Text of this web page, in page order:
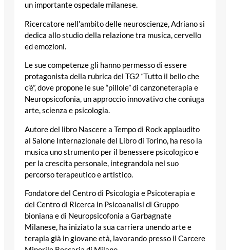
un importante ospedale milanese.
Ricercatore nell’ambito delle neuroscienze, Adriano si
dedica allo studio della relazione tra musica, cervello
ed emozioni.
Le sue competenze gli hanno permesso di essere
protagonista della rubrica del TG2 “Tutto il bello che
c’è”, dove propone le sue “pillole” di canzoneterapia e
Neuropsicofonia, un approccio innovativo che coniuga
arte, scienza e psicologia.
Autore del libro Nascere a Tempo di Rock applaudito
al Salone Internazionale del Libro di Torino, ha reso la
musica uno strumento per il benessere psicologico e
per la crescita personale, integrandola nel suo
percorso terapeutico e artistico.
Fondatore del Centro di Psicologia e Psicoterapia e
del Centro di Ricerca in Psicoanalisi di Gruppo
bioniana e di Neuropsicofonia a Garbagnate
Milanese, ha iniziato la sua carriera unendo arte e
terapia già in giovane età, lavorando presso il Carcere